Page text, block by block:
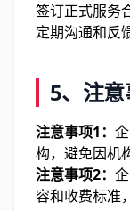
签订正式服务
定期沟通和反
5、注
注意事项1：
构，避免因机
注意事项2：
容和收费标准